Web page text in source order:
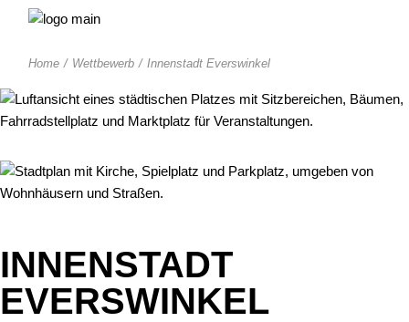
Home Wettbewerb Innenstadt Everswinkel
INNENSTADT
EVERSWINKEL